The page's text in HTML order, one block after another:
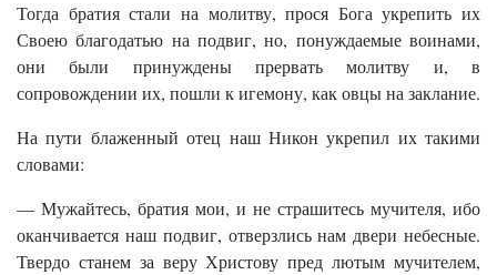
Тогда братия стали на молитву, прося Бога укрепить их
Своею благодатью на подвиг, но, понуждаемые воинами,
они были принуждены прервать молитву и, в
сопровождении их, пошли к игемону, как овцы на заклание.
На пути блаженный отец наш Никон укрепил их такими
словами:
— Мужайтесь, братия мои, и не страшитесь мучителя, ибо
оканчивается наш подвиг, отверзлись нам двери небесные.
Твердо станем за веру Христову пред лютым мучителем,